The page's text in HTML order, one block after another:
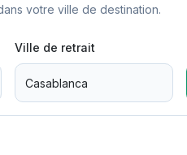
votre ville de destination.
Ville de retrait